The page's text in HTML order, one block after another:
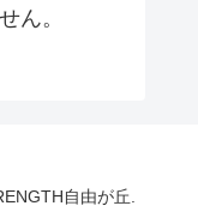
ん。
自由が丘.